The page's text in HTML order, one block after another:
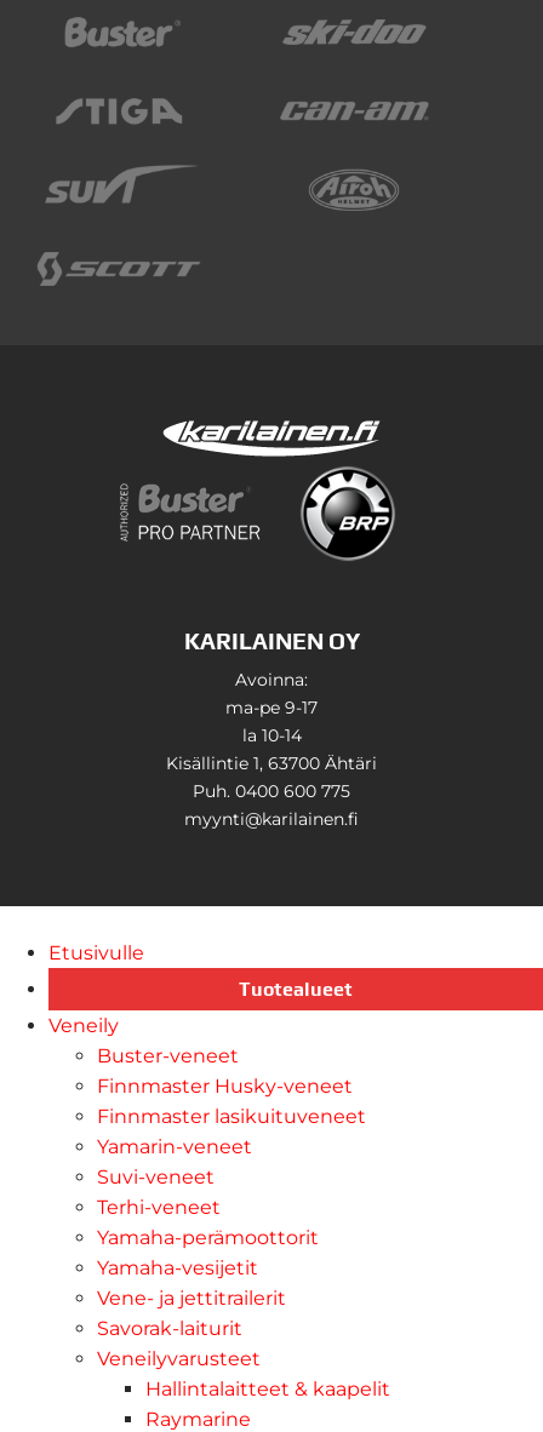
KARILAINEN OY
Avoinna:
ma-pe 9-17
la 10-14
Kisällintie 1, 63700 Ähtäri
Puh. 0400 600 775
myynti@karilainen.fi
Etusivulle
Tuotealueet
Veneily
Buster-veneet
Finnmaster Husky-veneet
Finnmaster lasikuituveneet
Yamarin-veneet
Suvi-veneet
Terhi-veneet
Yamaha-perämoottorit
Yamaha-vesijetit
Vene- ja jettitrailerit
Savorak-laiturit
Veneilyvarusteet
Hallintalaitteet & kaapelit
Raymarine